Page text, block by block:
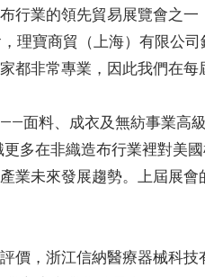
行業的領先貿易展覽會之一
理寶商貿（上海）有限公
都非常專業，因此我們在每
面料、成衣及無紡事業高
多在非織造布行業裡對美
業未來發展趨勢。上屆展
價，浙江信納醫療器械科技